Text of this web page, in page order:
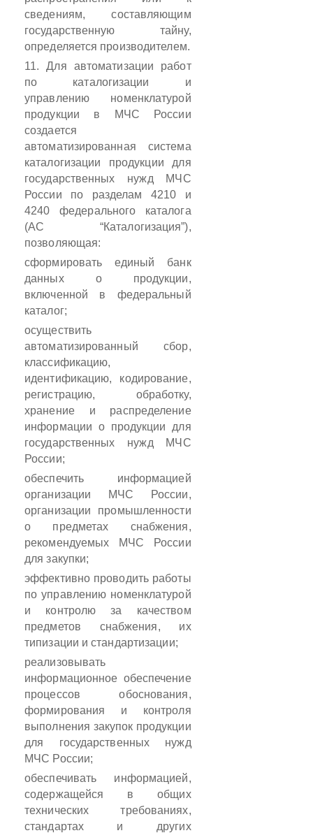
сведениям, составляющим
государственную тайну,
определяется производителем.
11. Для автоматизации работ
по каталогизации и
управлению номенклатурой
продукции в МЧС России
создается
автоматизированная система
каталогизации продукции для
государственных нужд МЧС
России по разделам 4210 и
4240 федерального каталога
(АС “Каталогизация”),
позволяющая:
сформировать единый банк
данных о продукции,
включенной в федеральный
каталог;
осуществить
автоматизированный сбор,
классификацию,
идентификацию, кодирование,
регистрацию, обработку,
хранение и распределение
информации о продукции для
государственных нужд МЧС
России;
обеспечить информацией
организации МЧС России,
организации промышленности
о предметах снабжения,
рекомендуемых МЧС России
для закупки;
эффективно проводить работы
по управлению номенклатурой
и контролю за качеством
предметов снабжения, их
типизации и стандартизации;
реализовывать
информационное обеспечение
процессов обоснования,
формирования и контроля
выполнения закупок продукции
для государственных нужд
МЧС России;
обеспечивать информацией,
содержащейся в общих
технических требованиях,
стандартах и других